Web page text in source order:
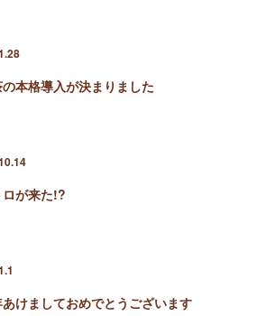
本格導入が決まりました
ロが来た!?
けましておめでとうございます